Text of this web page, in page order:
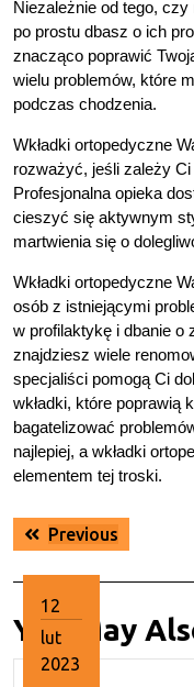
Niezależnie od tego,
po prostu dbasz o ich
znacząco poprawić
wielu problemów, które
podczas chodzenia.
Wkładki ortopedyczne
rozważyć, jeśli zależy
Profesjonalna opieka
cieszyć się aktywnym
martwienia się o
Wkładki ortopedyczne
osób z istniejącymi
w profilaktykę i dbanie o
znajdziesz wiele
specjaliści pomogą Ci
wkładki, które poprawią
bagatelizować
najlepiej, a wkładki
elementem tej troski.
Nawigacja
wpisu
Previous
You May
12
lut
2023